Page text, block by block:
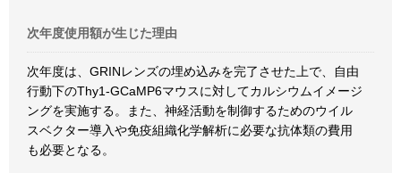
次年度使用額が生じた理由
次年度は、GRINレンズの埋め込みを完了させた上で、自由
行動下のThy1-GCaMP6マウスに対してカルシウムイメージ
ングを実施する。また、神経活動を制御するためのウイル
スベクター導入や免疫組織化学解析に必要な抗体類の費用
も必要となる。